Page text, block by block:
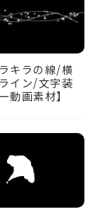
キラの線/横
イン/文字装
動画素材】